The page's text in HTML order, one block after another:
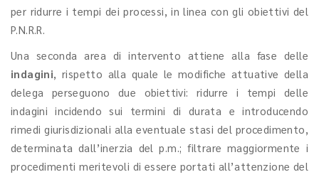
per ridurre i tempi dei processi, in linea con gli obiettivi del
P.N.R.R.
Una seconda area di intervento attiene alla fase delle
indagini, rispetto alla quale le modifiche attuative della
delega perseguono due obiettivi: ridurre i tempi delle
indagini incidendo sui termini di durata e introducendo
rimedi giurisdizionali alla eventuale stasi del procedimento,
determinata dall’inerzia del p.m.; filtrare maggiormente i
procedimenti meritevoli di essere portati all’attenzione del